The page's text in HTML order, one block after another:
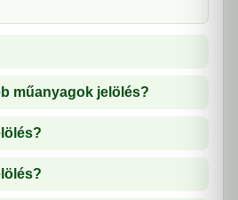
műanyagok jelölés?